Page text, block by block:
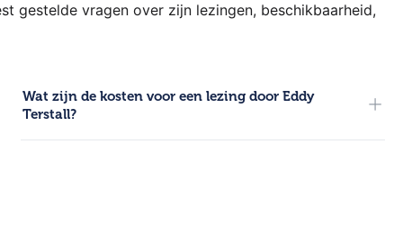
gestelde vragen over zijn lezingen, beschikbaarheid,
Wat zijn de kosten voor een lezing door Eddy
Terstall?